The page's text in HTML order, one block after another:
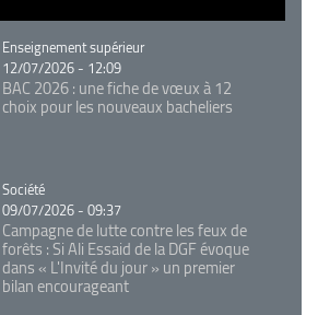
Catégorie
Enseignement supérieur
12/07/2026 - 12:09
BAC 2026 : une fiche de vœux à 12
choix pour les nouveaux bacheliers
Catégorie
Société
09/07/2026 - 09:37
Campagne de lutte contre les feux de
forêts : Si Ali Essaid de la DGF évoque
dans « L'Invité du jour » un premier
bilan encourageant